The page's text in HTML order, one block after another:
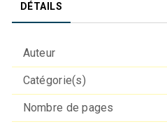
DÉTAILS
Auteur
Catégorie(s)
Nombre de pages